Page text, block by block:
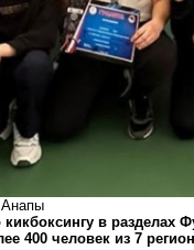
Анапы
в разделах
400 человек из 7